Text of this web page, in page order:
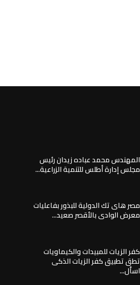
المهندس محمد عباده زيدان رئيس
مجلس إدارة أطلس للتنمية الزراعية...
مصر هاى تك الدولية للبذور بفاعليات
معرض الوادى بالأقصر صعيد...
كفر الزيات للمبيدات والكيماويات
تطق تطبيق كفر الزيات الذكى
اسأل...